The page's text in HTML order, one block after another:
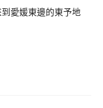
愛媛東邊的東予地